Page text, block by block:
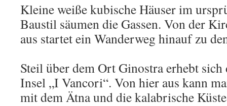
Kleine weiße kubische Häuser im
Baustil säumen die Gassen. Von der
aus startet ein Wanderweg hinauf zu
Steil über dem Ort Ginostra erhebt
Insel „I Vancori“. Von hier aus kann
mit dem Ätna und die kalabrische